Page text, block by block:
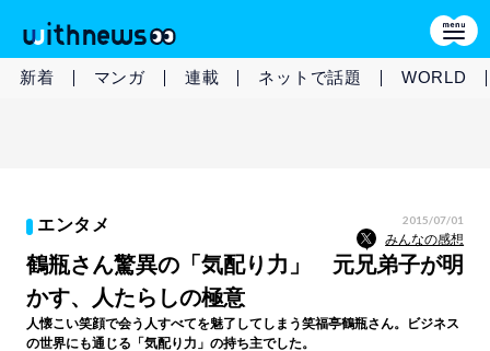
新着 マンガ 連載 ネットで話題 WORLD
エンタメ 2015/07/01
みんなの感想
鶴瓶さん驚異の「気配り力」 元兄弟子が明
かす、人たらしの極意
人懐こい笑顔で会う人すべてを魅了してしまう笑福亭鶴瓶さん。ビジネス
の世界にも通じる「気配り力」の持ち主でした。